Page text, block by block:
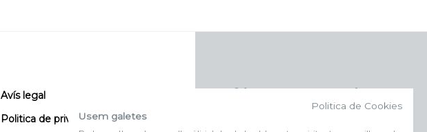
Avís legal
Politica de privacitat
Politica de Cookies
Usem galetes